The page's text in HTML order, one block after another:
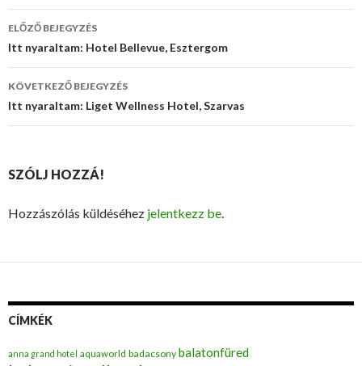
Bejegyzés
navigáció
ELŐZŐ BEJEGYZÉS
Itt nyaraltam: Hotel Bellevue, Esztergom
KÖVETKEZŐ BEJEGYZÉS
Itt nyaraltam: Liget Wellness Hotel, Szarvas
SZÓLJ HOZZÁ!
Hozzászólás küldéséhez jelentkezz be.
CÍMKÉK
anna grand hotel aquaworld badacsony balatonfüred